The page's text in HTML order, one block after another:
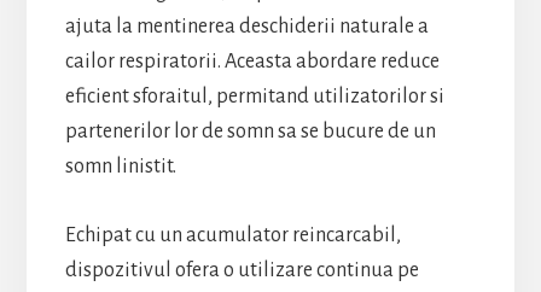
ajuta la mentinerea deschiderii naturale a
cailor respiratorii. Aceasta abordare reduce
eficient sforaitul, permitand utilizatorilor si
partenerilor lor de somn sa se bucure de un
somn linistit.
Echipat cu un acumulator reincarcabil,
dispozitivul ofera o utilizare continua pe